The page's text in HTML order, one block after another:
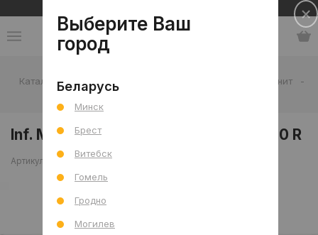
Каталог - Керамогранит
-
Inf. Milaco Pearl S.Sugar (UNG) 80x160 R
Inf. Milaco Pearl S.Sugar (UNG) 80x160 R
Артикул: 0000029593
Выберите Ваш
город
Беларусь
Минск
Брест
Витебск
Гомель
Гродно
Могилев